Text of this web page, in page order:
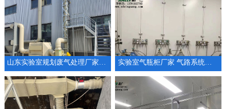
实验室气瓶柜厂家 气路系统工程供气系统设计